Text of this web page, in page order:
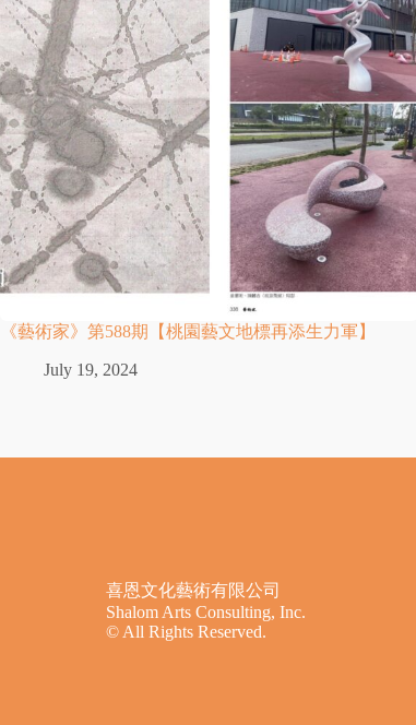
《藝術家》第588期【桃園藝文地標再添生力軍】
July 19, 2024
喜恩文化藝術有限公司
Shalom Arts Consulting, Inc.
© All Rights Reserved.